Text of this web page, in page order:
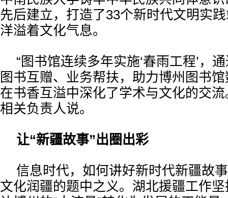
先后建立，打造了33个新时代文明实
洋溢着文化气息。
“图书馆连续多年实施‘春雨工程’，
图书互赠、业务帮扶，助力博州图书
在书香互溢中深化了学术与文化的交流
相关负责人说。
让“新疆故事”出圈出彩
信息时代，如何讲好新时代新疆故
文化润疆的题中之义。湖北援疆工作